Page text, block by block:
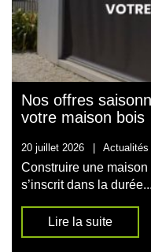
Nos offres
votre maison bois
20 juillet 2026 Actualités
Construire une
s’inscrit dans la durée...
Lire la suite